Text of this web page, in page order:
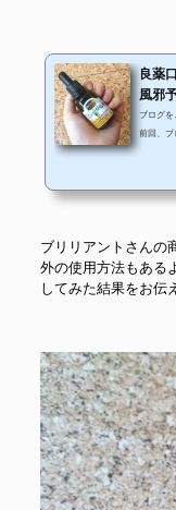
良薬
風邪
ブログ
前回、プ
す！ 私
たして
ブリリアントさんの
外の使用方法もある
してみた結果をお伝